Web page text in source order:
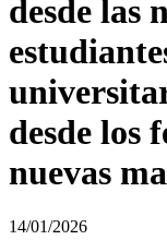
desde las
desde los
nuevas
14/01/2026